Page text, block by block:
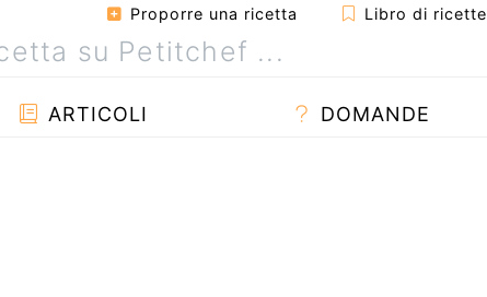
Proporre una ricetta Libro di ricette
ARTICOLI DOMANDE